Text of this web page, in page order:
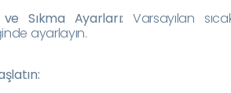
ve Sıkma Ayarları: Varsayılan
ayarlayın.